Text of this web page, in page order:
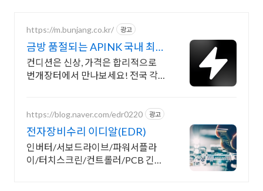
https://m.bunjang.co.kr/ 광고
금방 품절되는 APINK 국내 최대
브랜드 중고거래
컨디션은 신상, 가격은 합리적으로
번개장터에서 만나보세요! 전국 각
드
https://blog.naver.com/edr0220 광고
전자장비수리 이디알(EDR)
인버터/서보드라이브/파워서플라
이/터치스크린/컨트롤러/PCB 긴급